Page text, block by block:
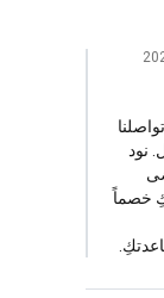
نود
خصماً